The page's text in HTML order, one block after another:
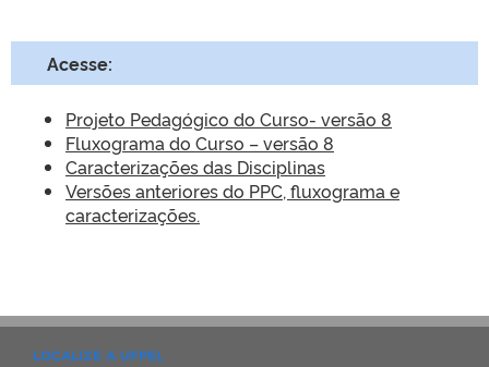
Acesse:
Projeto Pedagógico do Curso- versão 8
Fluxograma do Curso – versão 8
Caracterizações das Disciplinas
Versões anteriores do PPC, fluxograma e
caracterizações.
LOCALIZE A UFPEL